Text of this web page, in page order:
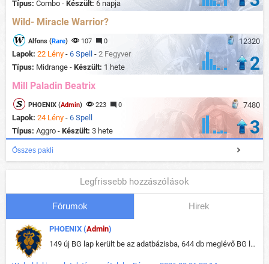
Típus: Combo - Készült: 6 napja
Wild- Miracle Warrior?
12320
Alfons (Rare) 107 0
Lapok: 22 Lény - 6 Spell - 2 Fegyver
Típus: Midrange - Készült: 1 hete 2
Mill Paladin Beatrix
7480
PHOENIX (Admin) 223 0
Lapok: 24 Lény - 6 Spell
Típus: Aggro - Készült: 3 hete 3
Összes pakli
Legfrissebb hozzászólások
Fórumok Hirek
PHOENIX (Admin)
149 új BG lap került be az adatbázisba, 644 db meglévő BG lap módosult, bekerültek az új képek a megváltozott lapokhoz is.